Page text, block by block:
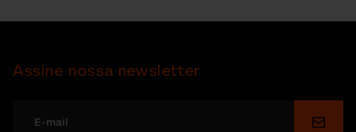
Assine nossa newsletter
Enviar